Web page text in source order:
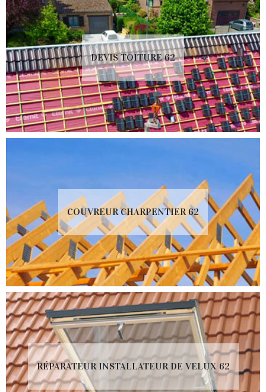
DEVIS TOITURE 62
COUVREUR CHARPENTIER 62
RÉPARATEUR INSTALLATEUR DE VELUX 62